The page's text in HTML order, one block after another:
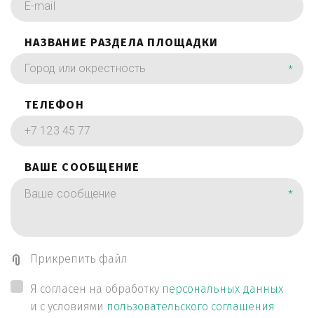
НАЗВАНИЕ РАЗДЕЛА ПЛОЩАДКИ
*
ТЕЛЕФОН
ВАШЕ СООБЩЕНИЕ
*
Прикрепить файл
Я согласен на обработку персональных данных
и с условиями пользовательского соглашения